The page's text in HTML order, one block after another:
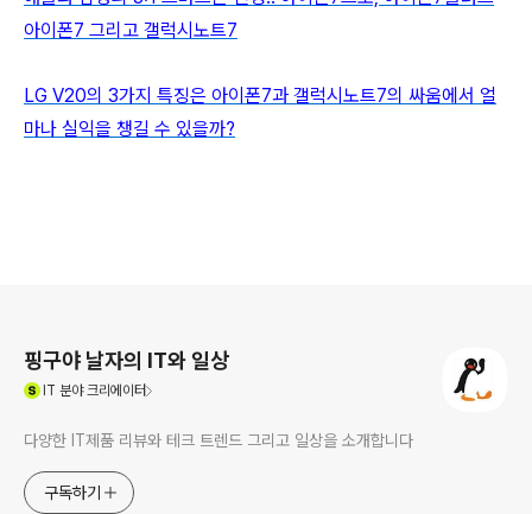
아이폰7 그리고 갤럭시노트7
LG V20의 3가지 특징은 아이폰7과 갤럭시노트7의 싸움에서 얼
마나 실익을 챙길 수 있을까?
핑구야 날자의 IT와 일상
IT 분야 크리에이터
다양한 IT제품 리뷰와 테크 트렌드 그리고 일상을 소개합니다
구독하기